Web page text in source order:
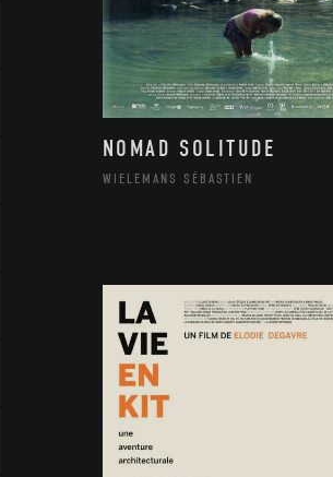
NOMAD SOLITUDE
WIELEMANS SÉBASTIEN